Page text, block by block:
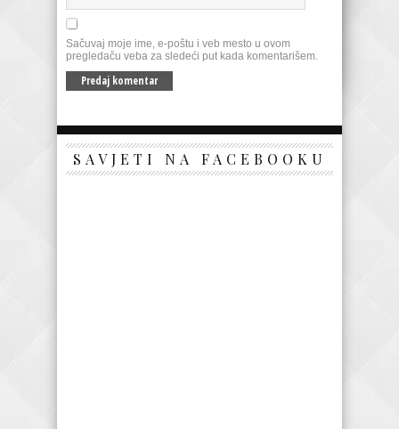
Sačuvaj moje ime, e-poštu i veb mesto u ovom
pregledaču veba za sledeći put kada komentarišem.
SAVJETI NA FACEBOOKU